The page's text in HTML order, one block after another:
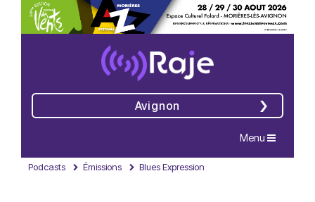
Avignon
Navigation
Menu
Podcasts Émissions Blues Expression